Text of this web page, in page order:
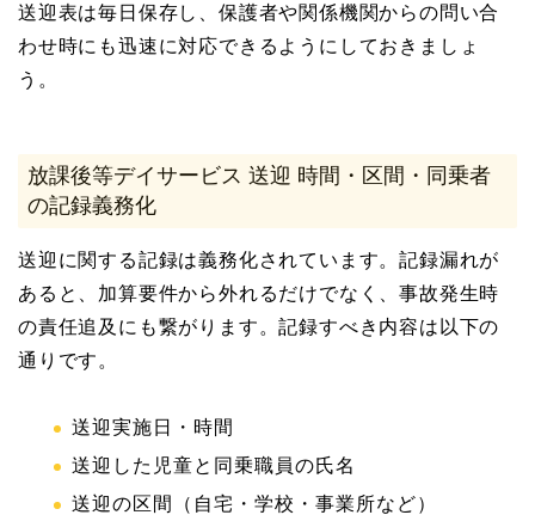
送迎表は毎日保存し、保護者や関係機関からの問い合
わせ時にも迅速に対応できるようにしておきましょ
う。
放課後等デイサービス 送迎 時間・区間・同乗者
の記録義務化
送迎に関する記録は義務化されています。記録漏れが
あると、加算要件から外れるだけでなく、事故発生時
の責任追及にも繋がります。記録すべき内容は以下の
通りです。
送迎実施日・時間
送迎した児童と同乗職員の氏名
送迎の区間（自宅・学校・事業所など）